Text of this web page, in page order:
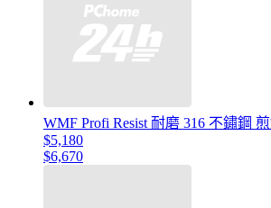
WMF Profi Resist 耐磨 316 不鏽鋼
$5,180
$6,670